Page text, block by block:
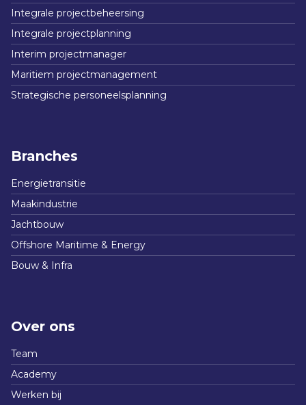
Integrale projectbeheersing
Integrale projectplanning
Interim projectmanager
Maritiem projectmanagement
Strategische personeelsplanning
Branches
Energietransitie
Maakindustrie
Jachtbouw
Offshore Maritime & Energy
Bouw & Infra
Over ons
Team
Academy
Werken bij